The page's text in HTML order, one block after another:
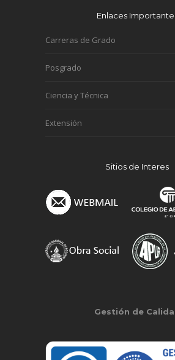
Enlaces
Carreras de Grado
Posgrado
Ciencia y Técnica
Extensión
Sitios de Interes
Gestión de